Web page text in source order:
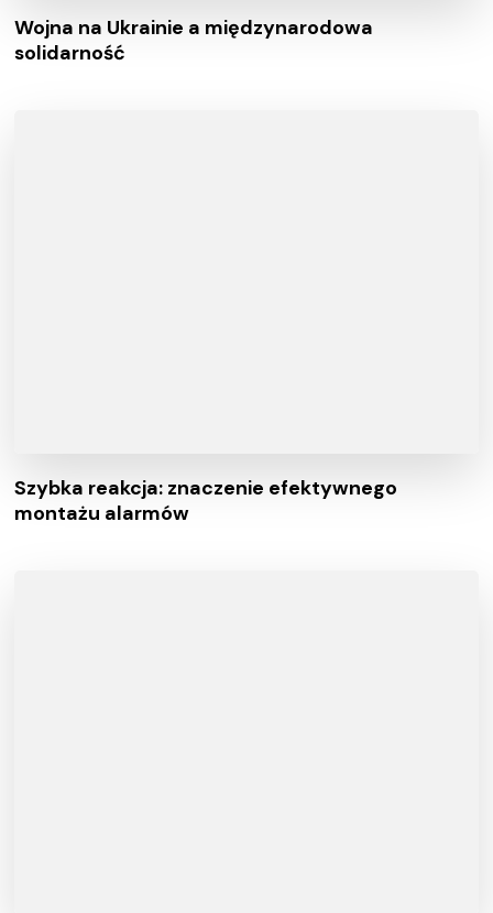
Wojna na Ukrainie a międzynarodowa
solidarność
Szybka reakcja: znaczenie efektywnego
montażu alarmów